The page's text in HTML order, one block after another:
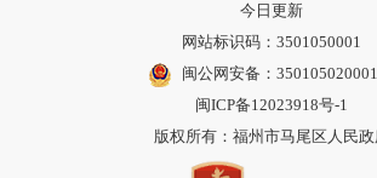
今日更新
网站标识码：3501050001
闽公网安备：
闽ICP备12023918号-1
版权所有：福州市马尾区人民政